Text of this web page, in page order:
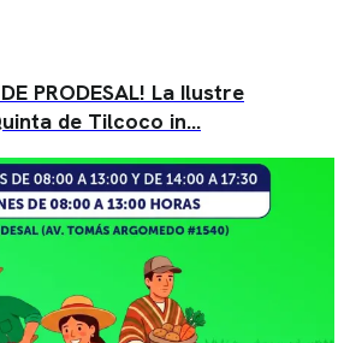
DE PRODESAL! La Ilustre
de Tilcoco in…